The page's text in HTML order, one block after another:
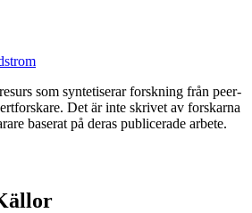
som syntetiserar forskning från peer-
Det är inte skrivet av forskarna
baserat på deras publicerade arbete.